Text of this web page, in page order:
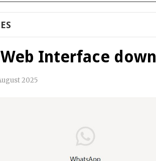
Interface down
2025